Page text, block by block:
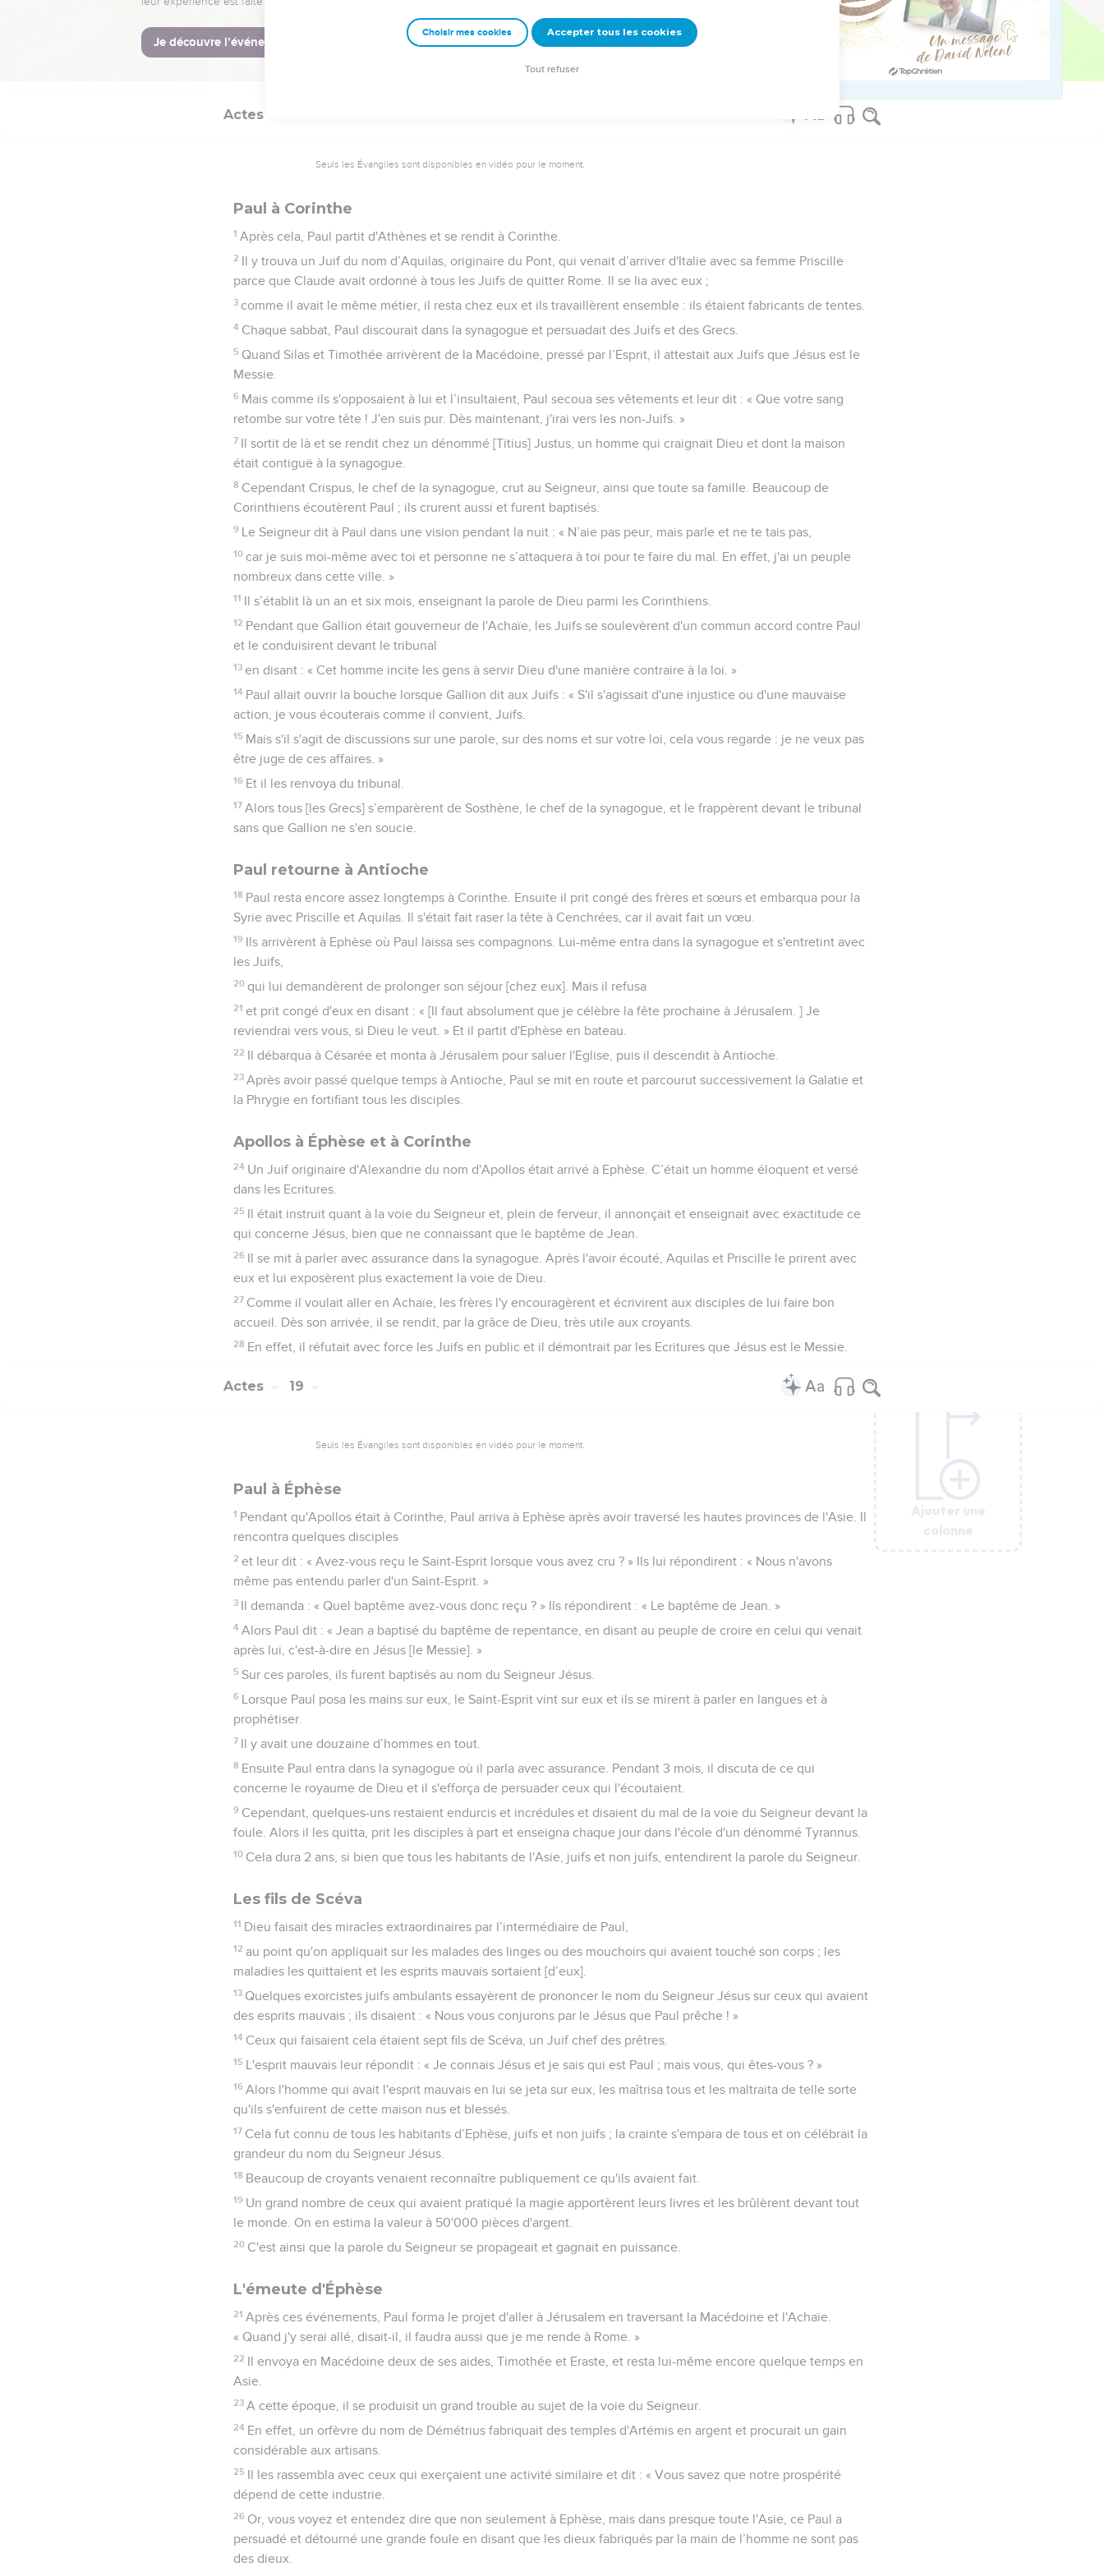
Ainsi Paul se retira du milieu d'eux.
34 Quelques-uns cependant se joignirent à lui et crurent. Parmi eux figuraient Denys l'aréopagite, une femme
Ajouter une
colonne
Actes
Seuls les Évangiles sont disponibles en vidéo pour le moment.
Paul à Corinthe
1 Après cela, Paul partit d'Athènes et se rendit à Corinthe.
2 Il y trouva un Juif du nom d’Aquilas, originaire du Pont, qui venait d’arriver d'Italie avec sa femme Priscille
parce que Claude avait ordonné à tous les Juifs de quitter Rome. Il se lia avec eux ;
3 comme il avait le même métier, il resta chez eux et ils travaillèrent ensemble : ils étaient fabricants de tentes.
4 Chaque sabbat, Paul discourait dans la synagogue et persuadait des Juifs et des Grecs.
5 Quand Silas et Timothée arrivèrent de la Macédoine, pressé par l’Esprit, il attestait aux Juifs que Jésus est le
Messie.
6 Mais comme ils s'opposaient à lui et l’insultaient, Paul secoua ses vêtements et leur dit : « Que votre sang
retombe sur votre tête ! J'en suis pur. Dès maintenant, j'irai vers les non-Juifs. »
7 Il sortit de là et se rendit chez un dénommé [Titius] Justus, un homme qui craignait Dieu et dont la maison
était contiguë à la synagogue.
8 Cependant Crispus, le chef de la synagogue, crut au Seigneur, ainsi que toute sa famille. Beaucoup de
Corinthiens écoutèrent Paul ; ils crurent aussi et furent baptisés.
9 Le Seigneur dit à Paul dans une vision pendant la nuit : « N’aie pas peur, mais parle et ne te tais pas,
10 car je suis moi-même avec toi et personne ne s’attaquera à toi pour te faire du mal. En effet, j'ai un peuple
nombreux dans cette ville. »
11 Il s’établit là un an et six mois, enseignant la parole de Dieu parmi les Corinthiens.
12 Pendant que Gallion était gouverneur de l'Achaïe, les Juifs se soulevèrent d'un commun accord contre Paul
et le conduisirent devant le tribunal
13 en disant : « Cet homme incite les gens à servir Dieu d'une manière contraire à la loi. »
14 Paul allait ouvrir la bouche lorsque Gallion dit aux Juifs : « S'il s'agissait d'une injustice ou d'une mauvaise
action, je vous écouterais comme il convient, Juifs.
15 Mais s'il s'agit de discussions sur une parole, sur des noms et sur votre loi, cela vous regarde : je ne veux pas
être juge de ces affaires. »
16 Et il les renvoya du tribunal.
17 Alors tous [les Grecs] s’emparèrent de Sosthène, le chef de la synagogue, et le frappèrent devant le tribunal
sans que Gallion ne s'en soucie.
Paul retourne à Antioche
18 Paul resta encore assez longtemps à Corinthe. Ensuite il prit congé des frères et sœurs et embarqua pour la
Syrie avec Priscille et Aquilas. Il s'était fait raser la tête à Cenchrées, car il avait fait un vœu.
19 Ils arrivèrent à Ephèse où Paul laissa ses compagnons. Lui-même entra dans la synagogue et s'entretint avec
les Juifs,
20 qui lui demandèrent de prolonger son séjour [chez eux]. Mais il refusa
21 et prit congé d'eux en disant : « [Il faut absolument que je célèbre la fête prochaine à Jérusalem. ] Je
reviendrai vers vous, si Dieu le veut. » Et il partit d'Ephèse en bateau.
22 Il débarqua à Césarée et monta à Jérusalem pour saluer l'Eglise, puis il descendit à Antioche.
23 Après avoir passé quelque temps à Antioche, Paul se mit en route et parcourut successivement la Galatie et
la Phrygie en fortifiant tous les disciples.
Apollos à Éphèse et à Corinthe
24 Un Juif originaire d'Alexandrie du nom d'Apollos était arrivé à Ephèse. C’était un homme éloquent et versé
dans les Ecritures.
25 Il était instruit quant à la voie du Seigneur et, plein de ferveur, il annonçait et enseignait avec exactitude ce
qui concerne Jésus, bien que ne connaissant que le baptême de Jean.
26 Il se mit à parler avec assurance dans la synagogue. Après l'avoir écouté, Aquilas et Priscille le prirent avec
eux et lui exposèrent plus exactement la voie de Dieu.
27 Comme il voulait aller en Achaïe, les frères l'y encouragèrent et écrivirent aux disciples de lui faire bon
accueil. Dès son arrivée, il se rendit, par la grâce de Dieu, très utile aux croyants.
28 En effet, il réfutait avec force les Juifs en public et il démontrait par les Ecritures que Jésus est le Messie.
Ajouter une
colonne
Actes 19
Seuls les Évangiles sont disponibles en vidéo pour le moment.
Paul à Éphèse
1 Pendant qu'Apollos était à Corinthe, Paul arriva à Ephèse après avoir traversé les hautes provinces de l'Asie. Il
rencontra quelques disciples
2 et leur dit : « Avez-vous reçu le Saint-Esprit lorsque vous avez cru ? » Ils lui répondirent : « Nous n'avons
même pas entendu parler d'un Saint-Esprit. »
3 Il demanda : « Quel baptême avez-vous donc reçu ? » Ils répondirent : « Le baptême de Jean. »
4 Alors Paul dit : « Jean a baptisé du baptême de repentance, en disant au peuple de croire en celui qui venait
après lui, c'est-à-dire en Jésus [le Messie]. »
5 Sur ces paroles, ils furent baptisés au nom du Seigneur Jésus.
6 Lorsque Paul posa les mains sur eux, le Saint-Esprit vint sur eux et ils se mirent à parler en langues et à
prophétiser.
7 Il y avait une douzaine d’hommes en tout.
8 Ensuite Paul entra dans la synagogue où il parla avec assurance. Pendant 3 mois, il discuta de ce qui
concerne le royaume de Dieu et il s'efforça de persuader ceux qui l'écoutaient.
9 Cependant, quelques-uns restaient endurcis et incrédules et disaient du mal de la voie du Seigneur devant la
foule. Alors il les quitta, prit les disciples à part et enseigna chaque jour dans l'école d'un dénommé Tyrannus.
10 Cela dura 2 ans, si bien que tous les habitants de l'Asie, juifs et non juifs, entendirent la parole du Seigneur.
Les fils de Scéva
11 Dieu faisait des miracles extraordinaires par l’intermédiaire de Paul,
12 au point qu'on appliquait sur les malades des linges ou des mouchoirs qui avaient touché son corps ; les
maladies les quittaient et les esprits mauvais sortaient [d’eux].
13 Quelques exorcistes juifs ambulants essayèrent de prononcer le nom du Seigneur Jésus sur ceux qui avaient
des esprits mauvais ; ils disaient : « Nous vous conjurons par le Jésus que Paul prêche ! »
14 Ceux qui faisaient cela étaient sept fils de Scéva, un Juif chef des prêtres.
15 L'esprit mauvais leur répondit : « Je connais Jésus et je sais qui est Paul ; mais vous, qui êtes-vous ? »
16 Alors l'homme qui avait l'esprit mauvais en lui se jeta sur eux, les maîtrisa tous et les maltraita de telle sorte
qu'ils s'enfuirent de cette maison nus et blessés.
17 Cela fut connu de tous les habitants d’Ephèse, juifs et non juifs ; la crainte s'empara de tous et on célébrait la
grandeur du nom du Seigneur Jésus.
18 Beaucoup de croyants venaient reconnaître publiquement ce qu'ils avaient fait.
19 Un grand nombre de ceux qui avaient pratiqué la magie apportèrent leurs livres et les brûlèrent devant tout
le monde. On en estima la valeur à 50'000 pièces d'argent.
20 C'est ainsi que la parole du Seigneur se propageait et gagnait en puissance.
L'émeute d'Éphèse
21 Après ces événements, Paul forma le projet d'aller à Jérusalem en traversant la Macédoine et l'Achaïe.
« Quand j'y serai allé, disait-il, il faudra aussi que je me rende à Rome. »
22 Il envoya en Macédoine deux de ses aides, Timothée et Eraste, et resta lui-même encore quelque temps en
Asie.
23 A cette époque, il se produisit un grand trouble au sujet de la voie du Seigneur.
24 En effet, un orfèvre du nom de Démétrius fabriquait des temples d'Artémis en argent et procurait un gain
considérable aux artisans.
25 Il les rassembla avec ceux qui exerçaient une activité similaire et dit : « Vous savez que notre prospérité
dépend de cette industrie.
26 Or, vous voyez et entendez dire que non seulement à Ephèse, mais dans presque toute l'Asie, ce Paul a
persuadé et détourné une grande foule en disant que les dieux fabriqués par la main de l’homme ne sont pas
des dieux.
Ajouter une
colonne
Ajouter une
colonne
Ajouter une
colonne
Ajouter une
colonne
Choisir mes cookies Accepter tous les cookies
Tout refuser